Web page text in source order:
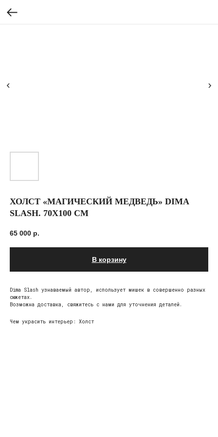
ХОЛСТ «МАГИЧЕСКИЙ МЕДВЕДЬ» DIMA
SLASH. 70Х100 СМ
65 000 р.
В корзину
Dima Slash узнаваемый автор, использует мишек в совершенно разных
сюжетах.
Возможна доставка, свяжитесь с нами для уточнения деталей.
Чем украсить интерьер: Холст